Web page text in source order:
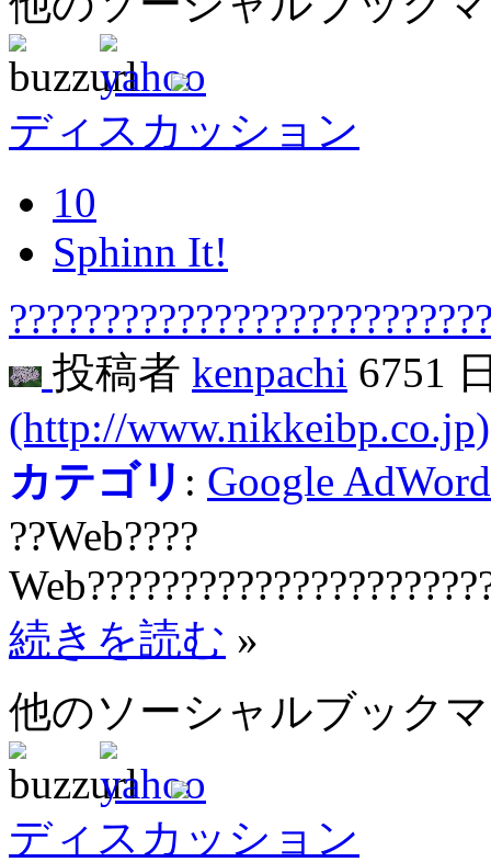
ディスカッション
10
Sphinn It!
投稿者 kenpachi 6751
(http://www.nikkeibp.co.jp)
カテゴリ : Google
??Web????
続きを読む »
他のソーシャルブック
ディスカッション